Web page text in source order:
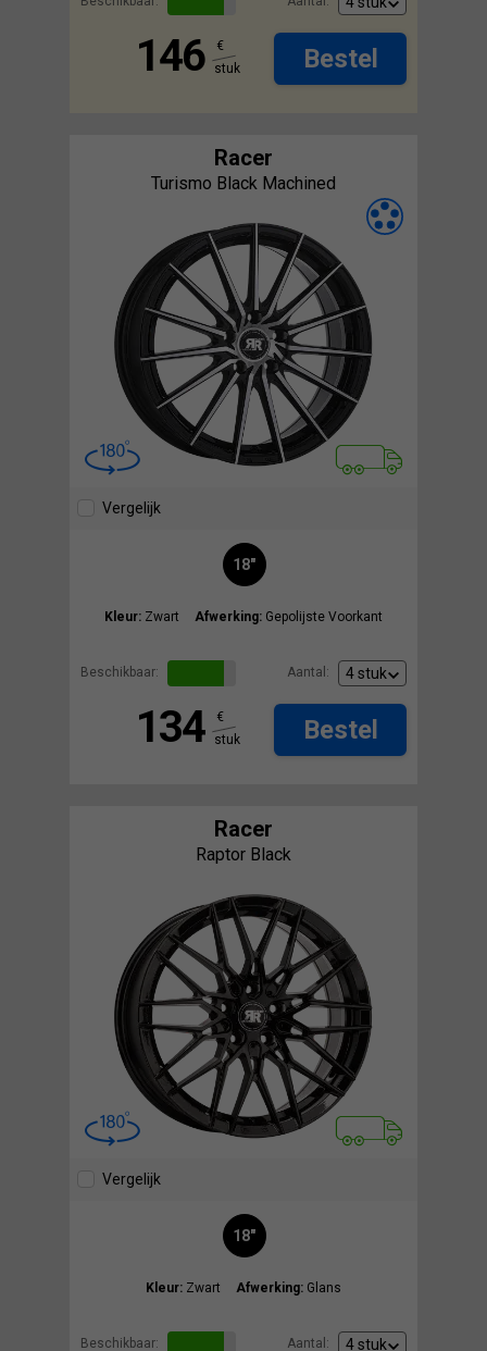
146
€
stuk
Bestel
Racer
Turismo Black Machined
Vergelijk
18"
Kleur: Zwart Afwerking: Gepolijste Voorkant
Beschikbaar: Aantal:
134
€
stuk
Bestel
Racer
Raptor Black
Vergelijk
18"
Kleur: Zwart Afwerking: Glans
Beschikbaar: Aantal: